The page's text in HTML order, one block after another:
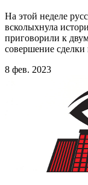
На этой неделе
всколыхнула
приговорили к
совершение
8 фев. 2023